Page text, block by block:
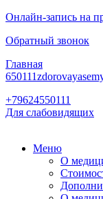
Онлайн-запись на
Обратный звонок
Главная
+79624550111
Для слабовидящих
Меню
О